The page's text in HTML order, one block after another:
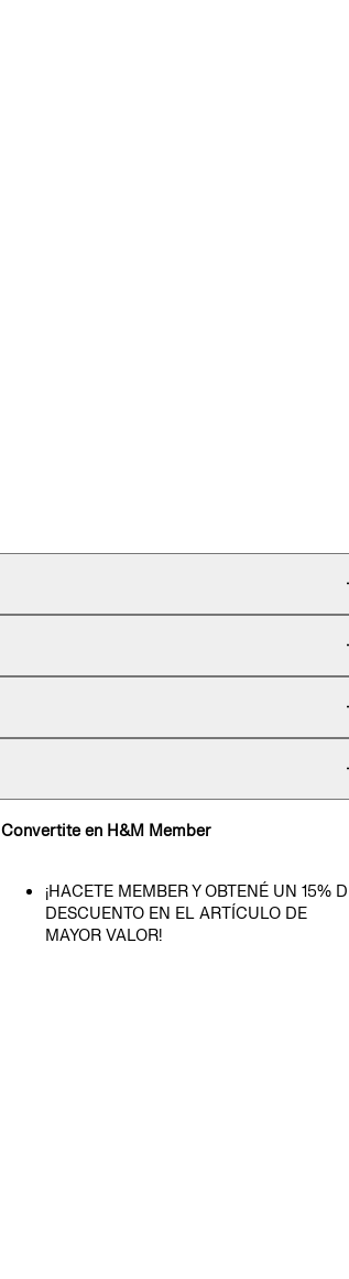
Convertite en H&M Member
¡HACETE MEMBER Y OBTENÉ UN 15%
DESCUENTO EN EL ARTÍCULO DE
MAYOR VALOR!